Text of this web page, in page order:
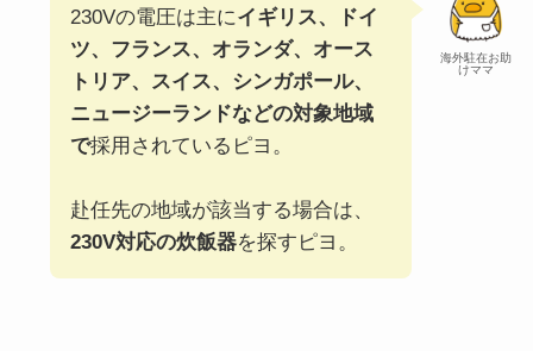
海外駐在お助
けママ
230Vの電圧は主にイギリス、ドイ
ツ、フランス、オランダ、オース
トリア、スイス、シンガポール、
ニュージーランドなどの対象地域
で採用されているピヨ。
赴任先の地域が該当する場合は、
230V対応の炊飯器を探すピヨ。